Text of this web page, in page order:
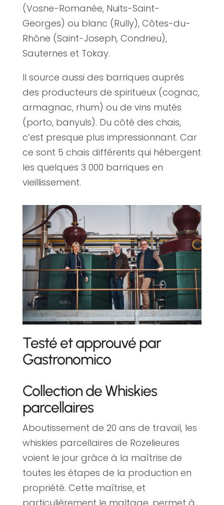
(Vosne-Romanée, Nuits-Saint-
Georges) ou blanc (Rully), Côtes-du-
Rhône (Saint-Joseph, Condrieu),
Sauternes et Tokay.
Il source aussi des barriques auprès
des producteurs de spiritueux (cognac,
armagnac, rhum) ou de vins mutés
(porto, banyuls). Du côté des chais,
c’est presque plus impressionnant. Car
ce sont 5 chais différents qui hébergent
les quelques 3 000 barriques en
vieillissement.
Testé et approuvé par
Gastronomico
Collection de Whiskies
parcellaires
Aboutissement de 20 ans de travail, les
whiskies parcellaires de Rozelieures
voient le jour grâce à la maîtrise de
toutes les étapes de la production en
propriété. Cette maîtrise, et